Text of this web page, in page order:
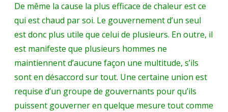
De même la cause la plus efficace de chaleur est ce
qui est chaud par soi. Le gouvernement d’un seul
est donc plus utile que celui de plusieurs. En outre, il
est manifeste que plusieurs hommes ne
maintiennent d’aucune façon une multitude, s’ils
sont en désaccord sur tout. Une certaine union est
requise d’un groupe de gouvernants pour qu’ils
puissent gouverner en quelque mesure tout comme